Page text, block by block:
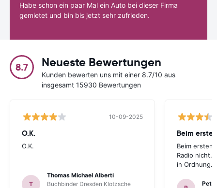
Habe schon ein paar Mal ein Auto bei dieser Firma
gemietet und bin bis jetzt sehr zufrieden.
8.7 Neueste Bewertungen
Kunden bewerten uns mit einer 8.7/10 aus
insgesamt 15930 Bewertungen
10-09-2025
O.K.
O.K.
T
Thomas Michael Alberti
Buchbinder Dresden Klotzsche
Beim
Beim ersten
Radio nicht.
in Ordnung.